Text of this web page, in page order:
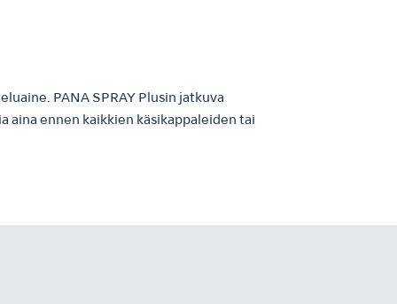
PANA SPRAY Plusin jatkuva
aina ennen kaikkien käsikappaleiden tai